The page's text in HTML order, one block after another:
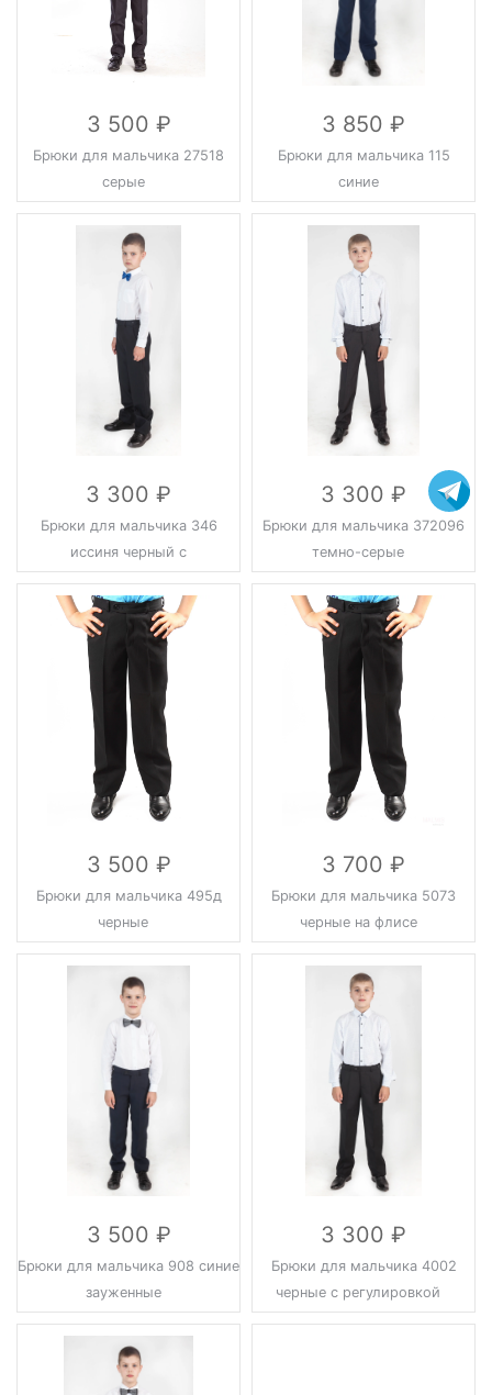
3 500
Брюки для мальчика 27518
серые
3 850
Брюки для мальчика 115
синие
3 300
Брюки для мальчика 346
иссиня черный с
3 300
Брюки для мальчика 372096
темно-серые
3 500
Брюки для мальчика 495д
черные
3 700
Брюки для мальчика 5073
черные на флисе
3 500
Брюки для мальчика 908 синие
зауженные
3 300
Брюки для мальчика 4002
черные с регулировкой